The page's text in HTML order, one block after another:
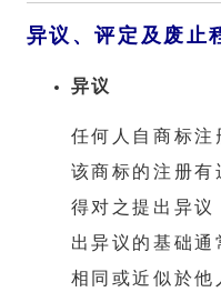
异议、评定及废止
异议
任何人自商标注
该商标的注册有
得对之提出异议
出异议的基础
相同或近似於他